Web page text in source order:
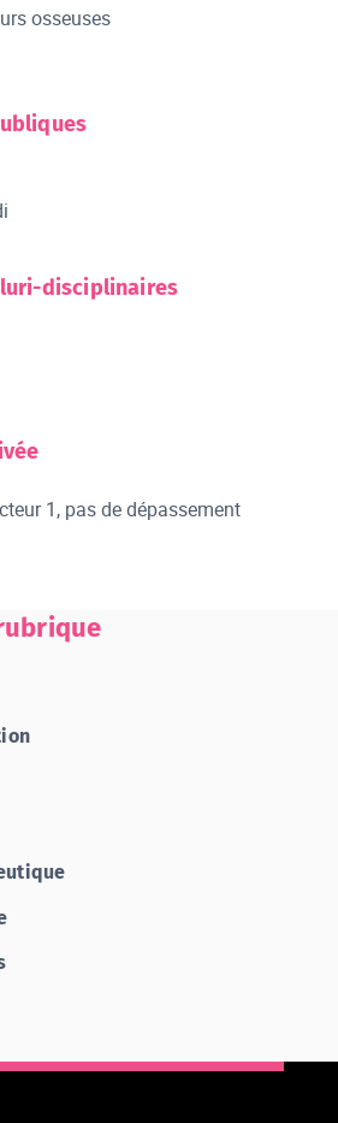
osseuses
disciplinaires
1, pas de dépassement